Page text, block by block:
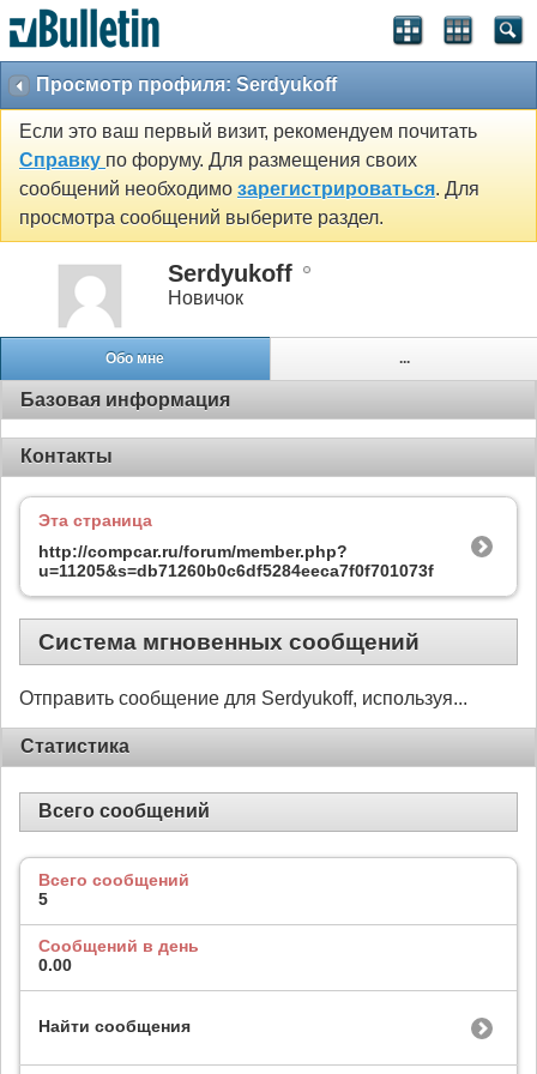
Просмотр профиля: Serdyukoff
Если это ваш первый визит, рекомендуем почитать
Справку по форуму. Для размещения своих
сообщений необходимо зарегистрироваться. Для
просмотра сообщений выберите раздел.
Serdyukoff
Новичок
Обо мне ...
Базовая информация
Контакты
Эта страница
http://compcar.ru/forum/member.php?
u=11205&s=db71260b0c6df5284eeca7f0f701073f
Система мгновенных сообщений
Отправить сообщение для Serdyukoff, используя...
Статистика
Всего сообщений
Всего сообщений
5
Сообщений в день
0.00
Найти сообщения